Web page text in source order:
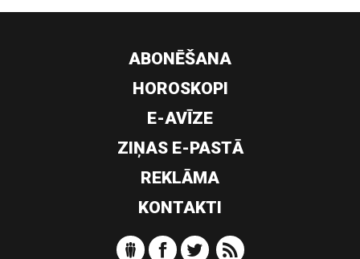
ABONĒŠANA
HOROSKOPI
E-AVĪZE
ZIŅAS E-PASTĀ
REKLĀMA
KONTAKTI